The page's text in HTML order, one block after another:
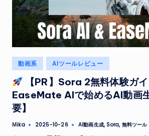
Posted
in
動画系 AIツールレビュー
【PR】Sora 2無料体験ガイ
EaseMate AIで始めるAI動画
要】
Posted
Mika 2025-10-26
Tags: AI動画生成, Sora, 無料ツール